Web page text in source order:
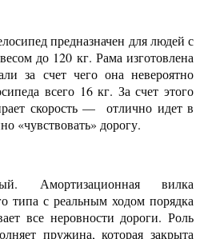
предназначен для людей с
до 120 кг. Рама изготовлена
за счет чего она невероятно
всего 16 кг. За счет этого
скорость — отлично идет в
«чувствовать» дорогу.
Амортизационная вилка
типа с реальным ходом порядка
все неровности дороги. Роль
пружина, которая закрыта